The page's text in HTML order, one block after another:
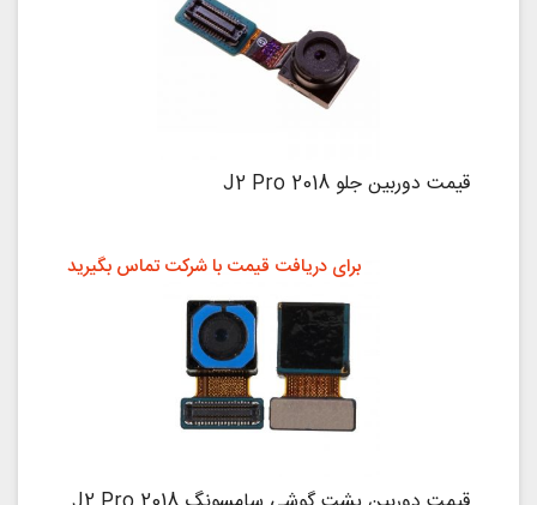
قیمت دوربین جلو J2 Pro 2018
برای دریافت قیمت با شرکت تماس بگیرید